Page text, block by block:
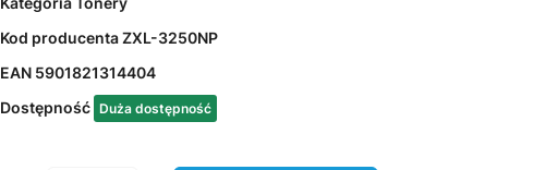
Kod producentaZXL-3250NP
EAN 5901821314404
Dostępność Duża dostępność